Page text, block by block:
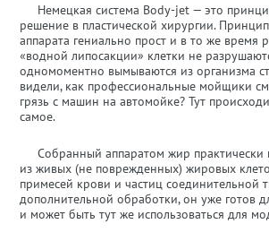
Немецкая система Body-jet — это
решение в пластической хирургии.
аппарата гениально прост и в то же время
«водной липосакции» клетки не
одномоментно вымываются из организма
видели, как профессиональные мойщики
грязь с машин на автомойке? Тут
самое.
Собранный аппаратом жир практически
из живых (не поврежденных) жировых
примесей крови и частиц соединительной
дополнительной обработки, он уже готов
и может быть тут же использоваться для